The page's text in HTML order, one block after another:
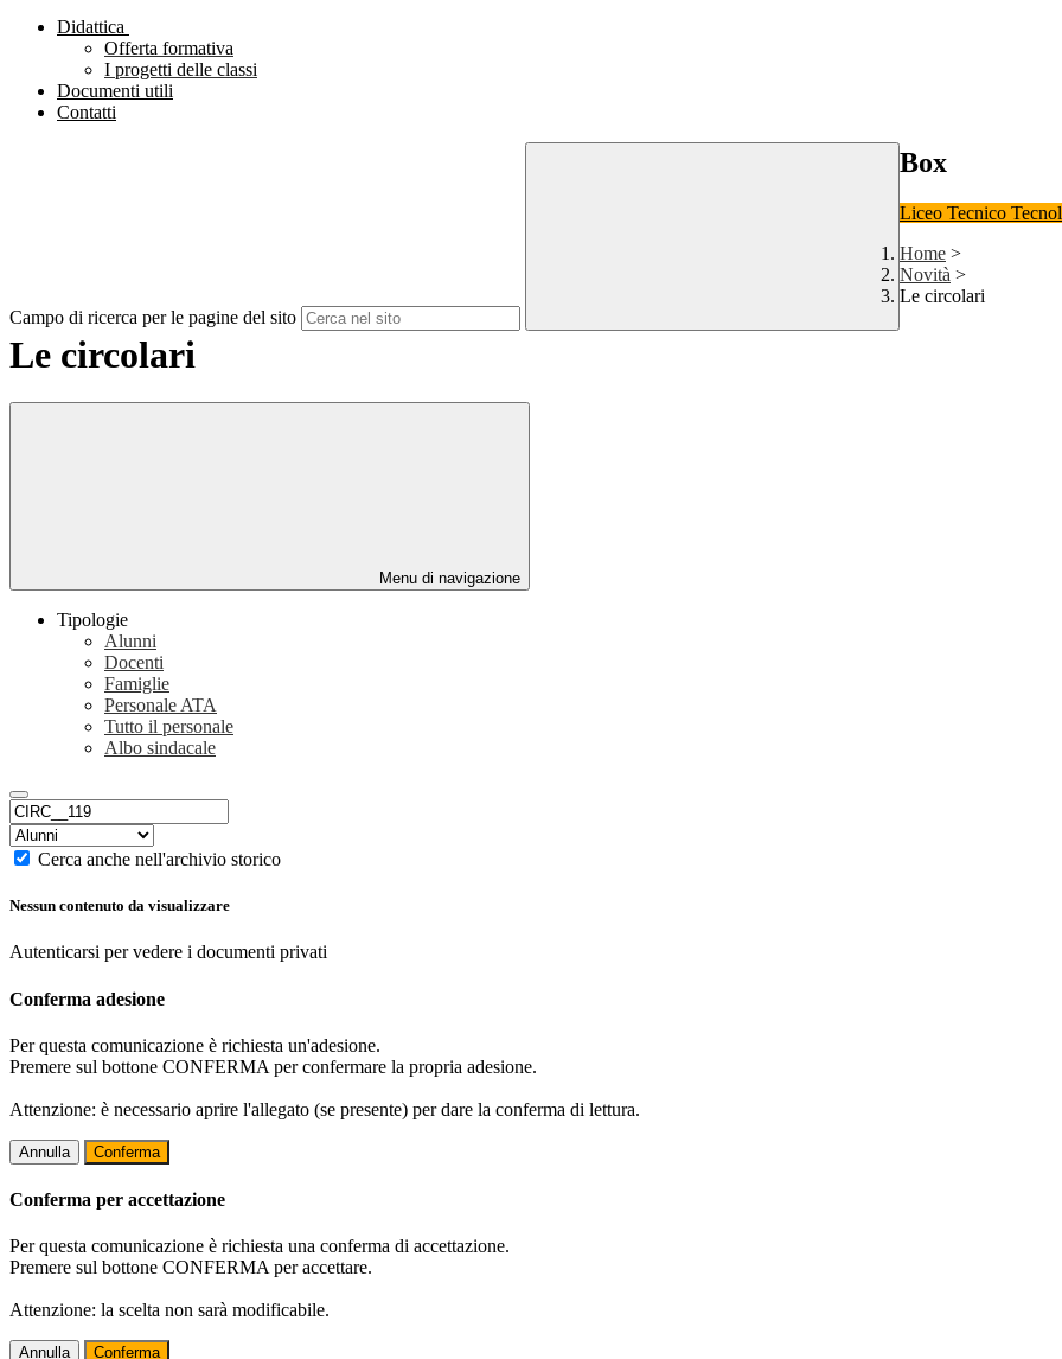
Didattica
Offerta formativa
I progetti delle classi
Documenti utili
Contatti
Campo di ricerca per le pagine del sito
Box
Liceo Tecnico
Home >
Novità >
Le circolari
Le circolari
Menu di navigazione
Tipologie
Alunni
Docenti
Famiglie
Personale ATA
Tutto il personale
Albo sindacale
Cerca anche nell'archivio storico
Nessun contenuto da visualizzare
Autenticarsi per vedere i documenti privati
Conferma adesione
Per questa comunicazione è richiesta un'adesione.
Premere sul bottone CONFERMA per confermare la propria adesione.
Attenzione: è necessario aprire l'allegato (se presente) per dare la conferma di lettura.
Annulla Conferma
Conferma per accettazione
Per questa comunicazione è richiesta una conferma di accettazione.
Premere sul bottone CONFERMA per accettare.
Attenzione: la scelta non sarà modificabile.
Annulla Conferma